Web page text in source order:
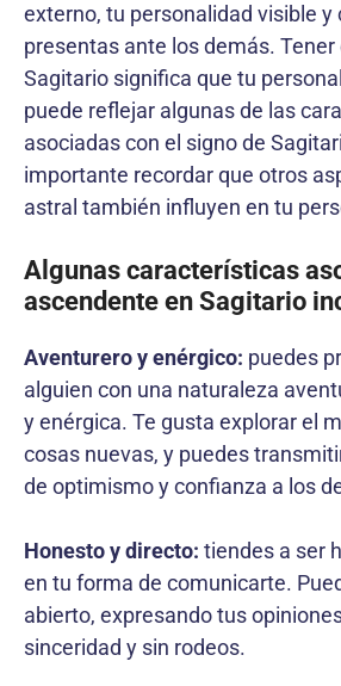
externo, tu personalidad visible y
presentas ante los demás.
Sagitario significa que tu
puede reflejar algunas de las
asociadas con el signo de
importante recordar que otros
astral también influyen en tu
Algunas características
ascendente en Sagitario
Aventurero y enérgico: puedes
alguien con una naturaleza
y enérgica. Te gusta explorar el
cosas nuevas, y puedes
de optimismo y confianza a los
Honesto y directo: tiendes a ser
en tu forma de comunicarte.
abierto, expresando tus
sinceridad y sin rodeos.